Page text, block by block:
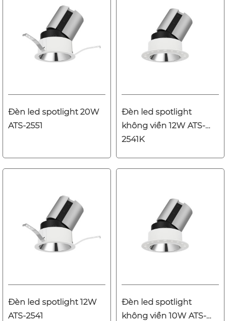
Đèn led spotlight 20W
ATS-2551
Đèn led spotlight
không viền 12W ATS-
2541K
Đèn led spotlight 12W
ATS-2541
Đèn led spotlight
không viền 10W ATS-